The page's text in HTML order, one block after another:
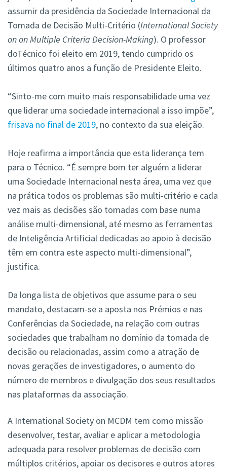
assumir da presidência da Sociedade Internacional da
Tomada de Decisão Multi-Critério (International Society
on on Multiple Criteria Decision-Making). O professor
doTécnico foi eleito em 2019, tendo cumprido os
últimos quatro anos a função de Presidente Eleito.
“Sinto-me com muito mais responsabilidade uma vez
que liderar uma sociedade internacional a isso impõe”,
frisava no final de 2019, no contexto da sua eleição.
Hoje reafirma a importância que esta liderança tem
para o Técnico. “É sempre bom ter alguém a liderar
uma Sociedade Internacional nesta área, uma vez que
na prática todos os problemas são multi-critério e cada
vez mais as decisões são tomadas com base numa
análise multi-dimensional, até mesmo as ferramentas
de Inteligência Artificial dedicadas ao apoio à decisão
têm em contra este aspecto multi-dimensional”,
justifica.
Da longa lista de objetivos que assume para o seu
mandato, destacam-se a aposta nos Prémios e nas
Conferências da Sociedade, na relação com outras
sociedades que trabalham no domínio da tomada de
decisão ou relacionadas, assim como a atração de
novas gerações de investigadores, o aumento do
número de membros e divulgação dos seus resultados
nas plataformas da associação.
A International Society on MCDM tem como missão
desenvolver, testar, avaliar e aplicar a metodologia
adequada para resolver problemas de decisão com
múltiplos critérios, apoiar os decisores e outros atores